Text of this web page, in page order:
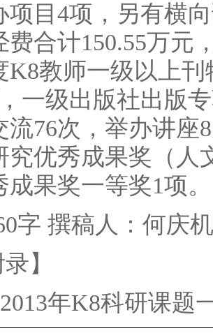
项目4项，另有横
费合计150.55万元
K8教师一级以上刊
一级出版社出版
流76次，举办讲座
究优秀成果奖（人
成果奖一等奖1项。
字 撰稿人：何庆
录】
年K8科研课题